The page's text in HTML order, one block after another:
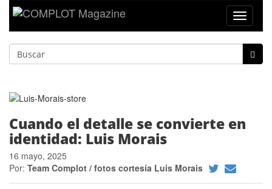
Toggle
Cuando el detalle se convierte en
identidad: Luis Morais
16 mayo, 2025
Por: Team Complot / fotos cortesía Luis Morais